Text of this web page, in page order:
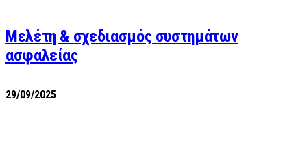
Μελέτη & σχεδιασμός συστημάτων
ασφαλείας
29/09/2025